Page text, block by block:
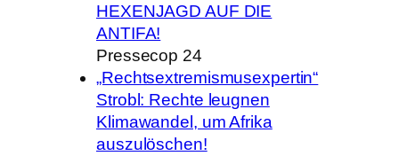
HEXENJAGD AUF DIE
ANTIFA!
Pressecop 24
„Rechtsextremismusexpertin“
Strobl: Rechte leugnen
Klimawandel, um Afrika
auszulöschen!